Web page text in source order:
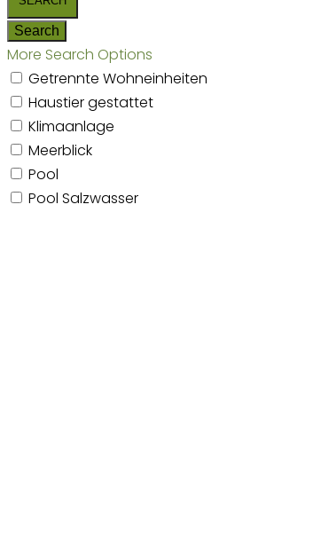
More Search Options
Getrennte Wohneinheiten
Haustier gestattet
Klimaanlage
Meerblick
Pool
Pool Salzwasser